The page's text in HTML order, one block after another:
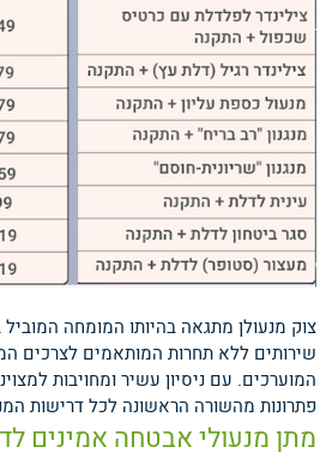
צוק מנעולן מתגאה בהיותו המומחה
שירותים ללא תחרות המותאמים לצרכים
המוערכים. עם ניסיון עשיר ומחויבות
פתרונות מהשורה הראשונה לכל דרישות
מתן מנעולי אבטחה אמינים